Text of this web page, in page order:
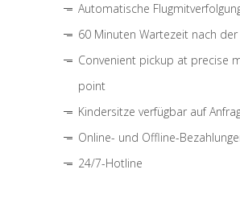
Automatische
60 Minuten Wartezeit nach
Convenient pickup at precise
point
Kindersitze verfügbar auf
Online- und Offline-
24/7-Hotline